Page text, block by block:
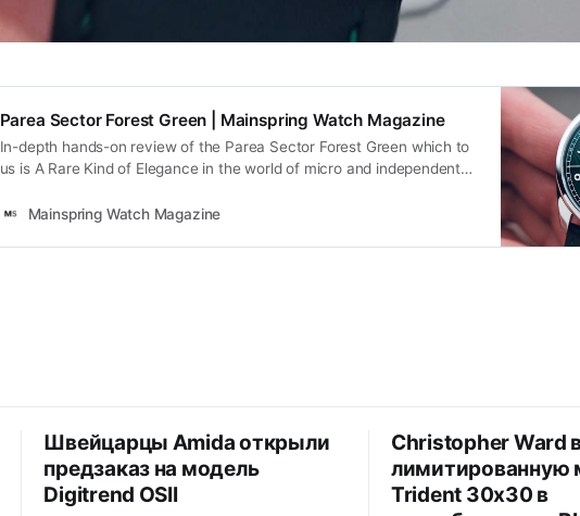
Parea Sector Forest Green | Mainspring Watch Magazine
In-depth hands-on review of the Parea Sector Forest Green which to
us is A Rare Kind of Elegance in the world of micro and independent
Mainspring Watch Magazine
Швейцарцы Amida открыли
предзаказ на модель
Digitrend OSII
Christopher Ward
лимитированную
Trident 30x30 в